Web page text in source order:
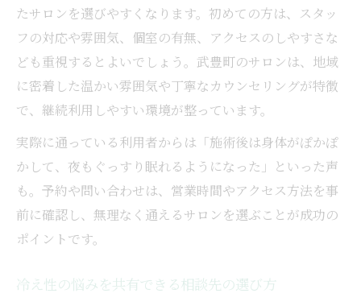
たサロンを選びやすくなります。初めての方は、スタッ
フの対応や雰囲気、個室の有無、アクセスのしやすさな
ども重視するとよいでしょう。武豊町のサロンは、地域
に密着した温かい雰囲気や丁寧なカウンセリングが特徴
で、継続利用しやすい環境が整っています。
実際に通っている利用者からは「施術後は身体がぽかぽ
かして、夜もぐっすり眠れるようになった」といった声
も。予約や問い合わせは、営業時間やアクセス方法を事
前に確認し、無理なく通えるサロンを選ぶことが成功の
ポイントです。
冷え性の悩みを共有できる相談先の選び方